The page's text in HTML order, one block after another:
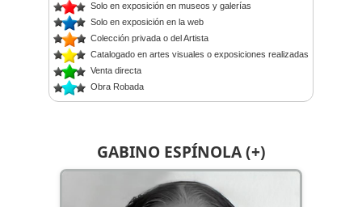
GABINO ESPÍNOLA (+)
Solo en exposición en museos y galerías
Solo en exposición en la web
Colección privada o del Artista
Catalogado en artes visuales o exposiciones realizadas
Venta directa
Obra Robada